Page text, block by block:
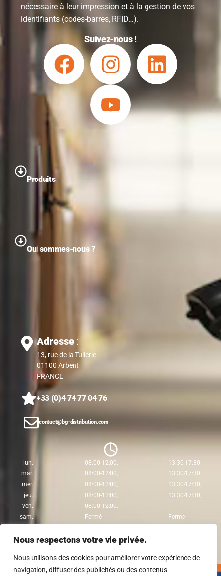
Nous respectons votre vie privée.
Nous utilisons des cookies pour améliorer votre expérience de
navigation, diffuser des publicités ou des contenus
nécessaire à leur impression et à la gestion de vos
identifiants (codes-barres, RFID…).
Suivez-nous !
Produits
Qui sommes-nous ?
Adresse :
13, rue de la Tuilerie
01100 Arbent
FRANCE
+33 (0)4 74 77 04 76
contact@bg-distribution.com
lun.:
mar.:
mer.:
jeu.:
ven.:
sam.:
08:00-12:00,
08:00-12:00,
08:00-12:00,
08:00-12:00,
08:00-12:00,
Fermé
13:30-17:30
13:30-17:30
13:30-17:30,
13:30-17:30,
Fermé